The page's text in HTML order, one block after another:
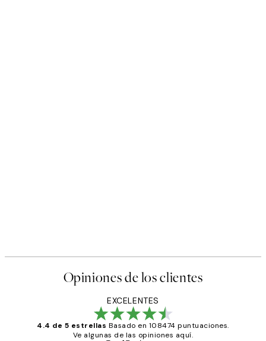
Opiniones de los clientes
EXCELENTES
4.4 de 5 estrellas Basado en 108474 puntuaciones.
Ve algunas de las opiniones aquí.